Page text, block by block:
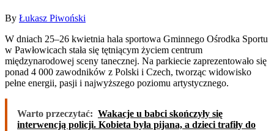
By Łukasz Piwoński
W dniach 25–26 kwietnia hala sportowa Gminnego Ośrodka Sportu
w Pawłowicach stała się tętniącym życiem centrum
międzynarodowej sceny tanecznej. Na parkiecie zaprezentowało się
ponad 4 000 zawodników z Polski i Czech, tworząc widowisko
pełne energii, pasji i najwyższego poziomu artystycznego.
Warto przeczytać: Wakacje u babci skończyły się
interwencją policji. Kobieta była pijana, a dzieci trafiły do